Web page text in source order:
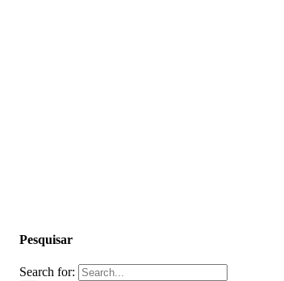
Pesquisar
Search for: